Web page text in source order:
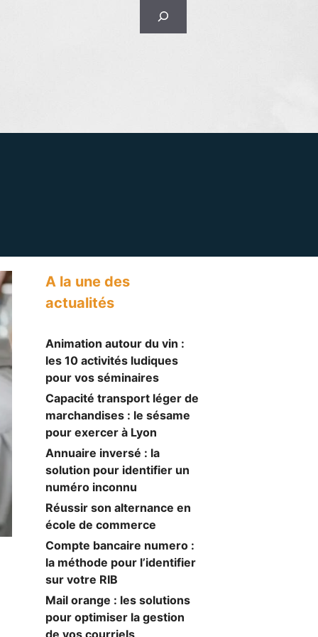
Rechercher
A la une des
actualités
Animation autour du vin :
les 10 activités ludiques
pour vos séminaires
Capacité transport léger de
marchandises : le sésame
pour exercer à Lyon
Annuaire inversé : la
solution pour identifier un
numéro inconnu
Réussir son alternance en
école de commerce
Compte bancaire numero :
la méthode pour l’identifier
sur votre RIB
Mail orange : les solutions
pour optimiser la gestion
de vos courriels